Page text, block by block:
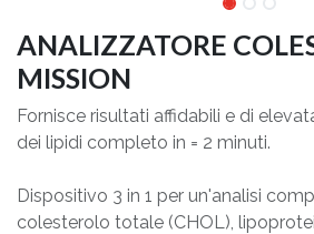
ANALIZZATORE
MISSION
Fornisce risultati affidabili e di
dei lipidi completo in = 2 minuti.
Dispositivo 3 in 1 per un'analisi
colesterolo totale (CHOL),